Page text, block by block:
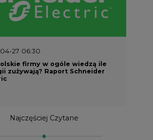
27 06:30
firmy w ogóle wiedzą ile
zużywają? Raport Schneider
Najczęściej Czytane